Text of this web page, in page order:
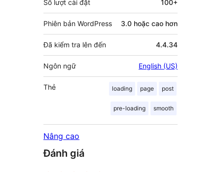
Số lượt cài đặt 100+
Phiên bản WordPress 3.0 hoặc cao hơn
Đã kiểm tra lên đến 4.4.34
Ngôn ngữ English (US)
Thẻ loading page post
pre-loading smooth
Nâng cao
Đánh giá